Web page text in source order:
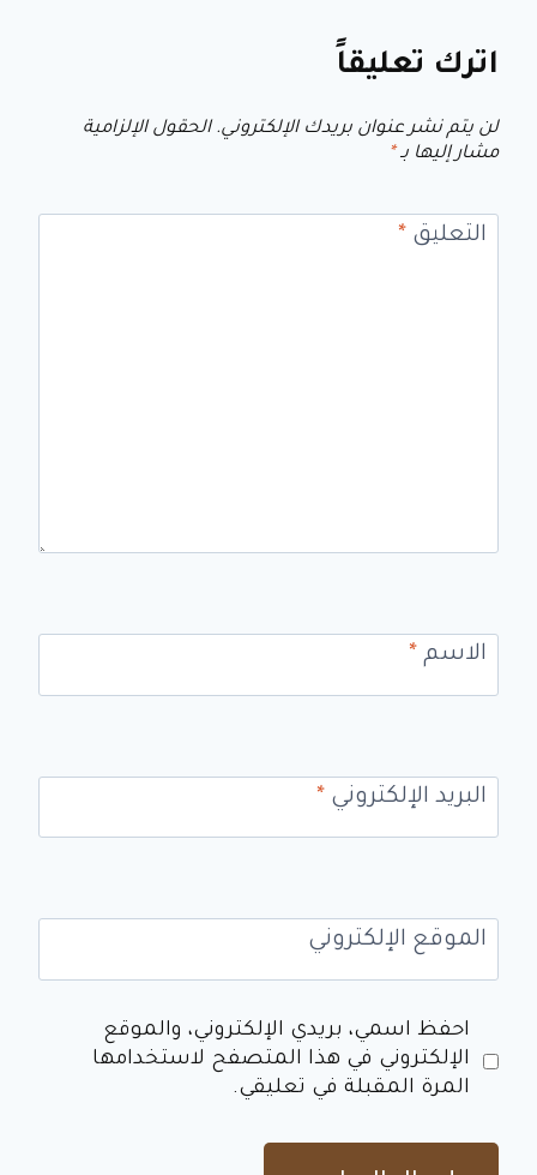
اترك تعليقاً
لن يتم نشر عنوان بريدك الإلكتروني. الحقول الإلزامية
مشار إليها بـ*
التعليق*
الاسم*
البريد الإلكتروني*
الموقع الإلكتروني
احفظ اسمي، بريدي الإلكتروني، والموقع
الإلكتروني في هذا المتصفح لاستخدامها
المرة المقبلة في تعليقي.